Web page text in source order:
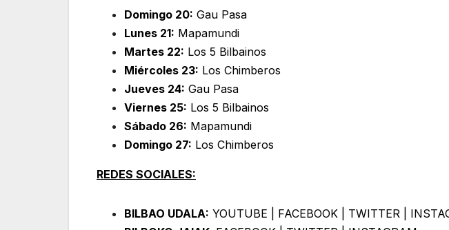
Domingo 20: Gau Pasa
Lunes 21: Mapamundi
Martes 22: Los 5 Bilbainos
Miércoles 23: Los Chimberos
Jueves 24: Gau Pasa
Viernes 25: Los 5 Bilbainos
Sábado 26: Mapamundi
Domingo 27: Los Chimberos
REDES SOCIALES:
BILBAO UDALA: YOUTUBE FACEBOOK TWITTER